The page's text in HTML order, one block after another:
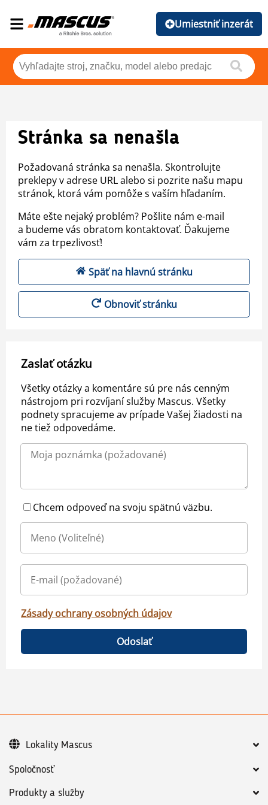
Umiestniť inzerát
Stránka sa nenašla
Požadovaná stránka sa nenašla. Skontrolujte
preklepy v adrese URL alebo si pozrite našu mapu
stránok, ktorá vám pomôže s vaším hľadaním.
Máte ešte nejaký problém? Pošlite nám e-mail
a budeme vás obratom kontaktovať. Ďakujeme
vám za trpezlivosť!
Späť na hlavnú stránku
Obnoviť stránku
Zaslať otázku
Všetky otázky a komentáre sú pre nás cenným
nástrojom pri rozvíjaní služby Mascus. Všetky
podnety spracujeme av prípade Vašej žiadosti na
ne tiež odpovedáme.
Chcem odpoveď na svoju spätnú väzbu.
Zásady ochrany osobných údajov
Odoslať
Spoločnosť
Produkty a služby
Lokality Mascus